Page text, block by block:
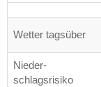
Wetter tagsüber
Nieder-
schlagsrisiko